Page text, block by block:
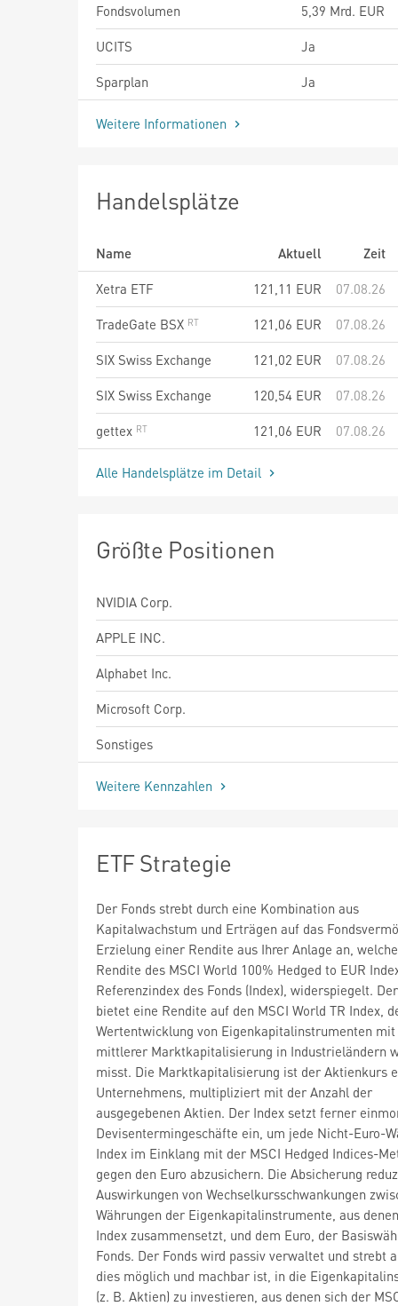
Fondsvolumen
5,39 Mrd. EUR
UCITS
Ja
Sparplan
Ja
Weitere Informationen
Handelsplätze
Name Aktuell
Zeit
Xetra ETF
121,11 EUR
07.08.26
TradeGate BSX
121,06 EUR
07.08.26
SIX Swiss Exchange
121,02 EUR
07.08.26
SIX Swiss Exchange
120,54 EUR
07.08.26
gettex
121,06 EUR 07.08.26
Alle Handelsplätze im Detail
Größte Positionen
NVIDIA Corp.
APPLE INC.
Alphabet Inc.
Microsoft Corp.
Sonstiges
Weitere Kennzahlen
ETF Strategie
Der Fonds strebt durch eine Kombination aus
Kapitalwachstum und Erträgen auf das
Erzielung einer Rendite aus Ihrer Anlage an,
Rendite des MSCI World 100% Hedged to EUR
Referenzindex des Fonds (Index), widerspiegelt.
bietet eine Rendite auf den MSCI World TR Index,
Wertentwicklung von Eigenkapitalinstrumenten
mittlerer Marktkapitalisierung in Industrieländern
misst. Die Marktkapitalisierung ist der Aktienkurs
Unternehmens, multipliziert mit der Anzahl der
ausgegebenen Aktien. Der Index setzt ferner
Devisentermingeschäfte ein, um jede Nicht-Euro-
Index im Einklang mit der MSCI Hedged Indices-
gegen den Euro abzusichern. Die Absicherung
Auswirkungen von Wechselkursschwankungen
Währungen der Eigenkapitalinstrumente, aus
Index zusammensetzt, und dem Euro, der
Fonds. Der Fonds wird passiv verwaltet und strebt
dies möglich und machbar ist, in die
(z. B. Aktien) zu investieren, aus denen sich der